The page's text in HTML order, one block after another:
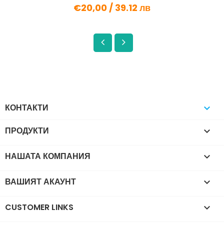
€20,00 / 39.12 лв
КОНТАКТИ 
ПРОДУКТИ 
НАШАТА КОМПАНИЯ 
ВАШИЯТ АКАУНТ 
CUSTOMER LINKS 